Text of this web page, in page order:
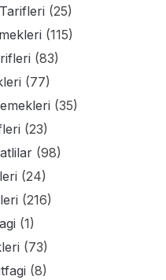
(25)
(115)
(83)
(77)
(35)
(23)
(98)
(24)
(216)
(1)
(73)
(8)